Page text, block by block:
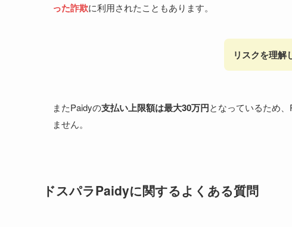
った詐欺に利用されたこともあります。
リスクを理解
またPaidyの支払い上限額は最大30万円となっているため
ません。
ドスパラPaidyに関するよくある質問